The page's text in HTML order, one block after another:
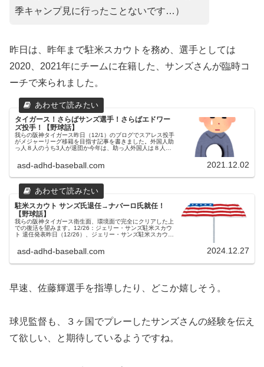
季キャンプ見に行ったことないです…）
昨日は、昨年まで駐米スカウトを務め、選手としては
2020、2021年にチームに在籍した、サンズさんが臨時コ
ーチで来られました。
タイガース！さらばサンズ選手！さらばエドワー
ズ投手！【野球話】
我らの阪神タイガース昨日（12/1）のブログでスアレス投手
がメジャーリーグ移籍を目指す記事を書きました。外国人助
っ人８人のうち3人が退団か今年は、助っ人外国人は８人が
asd-adhd-baseball.com 2021.12.02
駐米スカウト サンズ氏退任→ナバーロ氏就任！
【野球話】
我らの阪神タイガース衛生面、環境面で完全にクリアした上
での復活を望みます。12/26：ジェリー・サンズ駐米スカウ
ト 退任発表昨日（12/26）、ジェリー・サンズ駐米スカウト
退任となりまし...
asd-adhd-baseball.com 2024.12.27
早速、佐藤輝選手を指導したり、どこか嬉しそう。
球児監督も、３ヶ国でプレーしたサンズさんの経験を伝え
て欲しい、と期待しているようですね。